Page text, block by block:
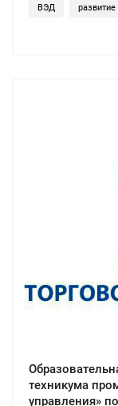
ВЭД
техникума
управления»